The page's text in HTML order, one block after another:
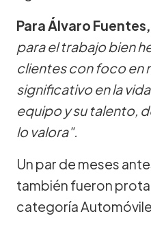
Para Álvaro
para el trabajo bien
clientes con foco en
significativo en la
equipo y su talento,
lo valora".
Un par de meses
también fueron
categoría